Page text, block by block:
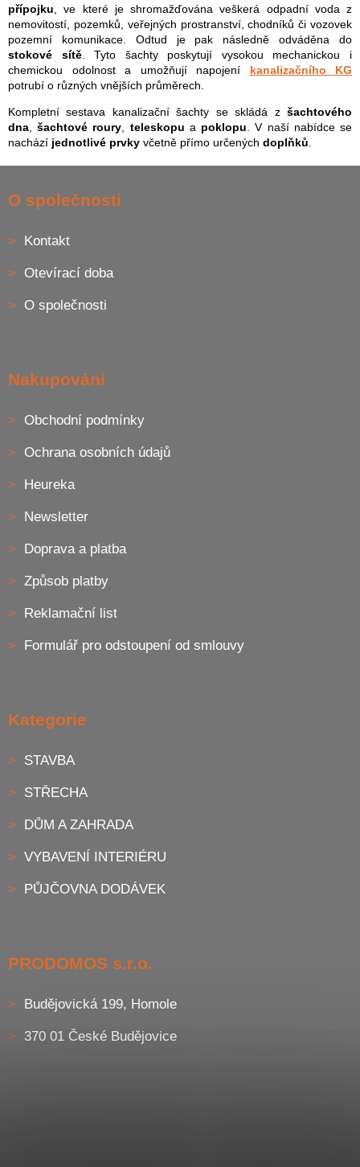
í
p
r
v
k
y
ý
p
i
s
n
í
přípojku , ve které je shromažďována veškerá odpadní voda z
nemovitostí, pozemků, veřejných prostranství, chodníků či vozovek
pozemní komunikace. Odtud je pak následně odváděna do
stokové sítě. Tyto šachty poskytují vysokou mechanickou i
chemickou odolnost a umožňují napojení kanalizačního KG
potrubí o různých vnějších průměrech.
Kompletní sestava kanalizační šachty se skládá z šachtového
dna ,šachtové roury teleskopu a poklopu . V naší nabídce se
nachází jednotlivé prvky včetně přímo určených doplňků
O společnosti
Kontakt
Otevírací doba
O společnosti
Nakupování
Obchodní podmínky
Ochrana osobních údajů
Heureka
Newsletter
Doprava a platba
Způsob platby
Reklamační list
Formulář pro odstoupení od smlouvy
Kategorie
STAVBA
STŘECHA
DŮM A ZAHRADA
VYBAVENÍ INTERIÉRU
PŮJČOVNA DODÁVEK
PRODOMOS s.r.o.
Budějovická 199, Homole
370 01 České Budějovice